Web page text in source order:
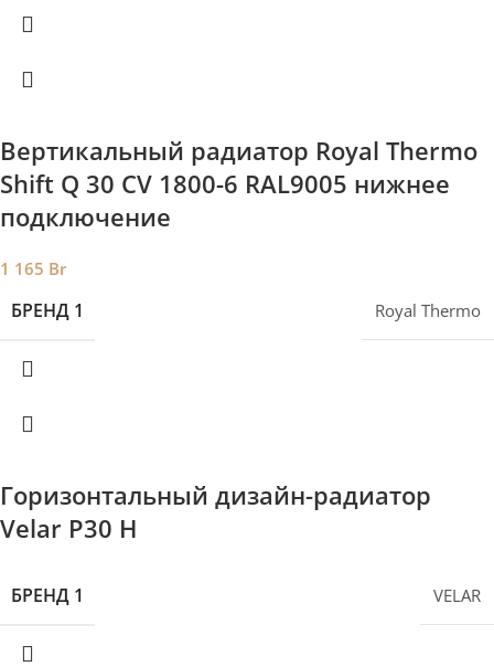
Вертикальный радиатор Royal Thermo
Shift Q 30 CV 1800-6 RAL9005 нижнее
подключение
1 165 Br
БРЕНД 1 Royal Thermo
Горизонтальный дизайн-радиатор
Velar P30 H
БРЕНД 1 VELAR